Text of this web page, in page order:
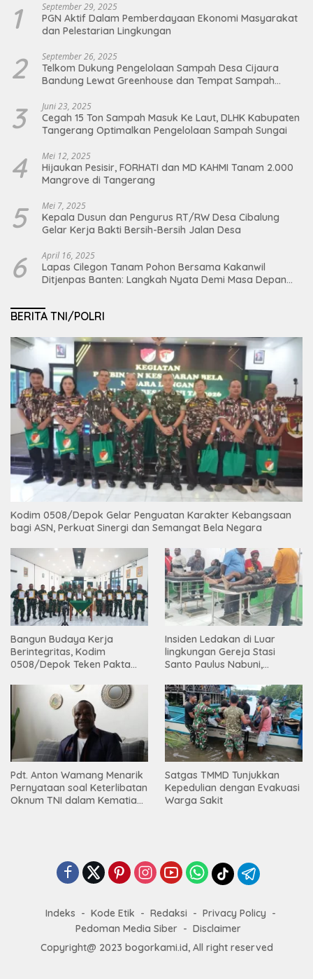
1 September 29, 2025
PGN Aktif Dalam Pemberdayaan Ekonomi Masyarakat
dan Pelestarian Lingkungan
2 September 26, 2025
Telkom Dukung Pengelolaan Sampah Desa Cijaura
Bandung Lewat Greenhouse dan Tempat Sampah
3 Juni 23, 2025
Cegah 15 Ton Sampah Masuk Ke Laut, DLHK Kabupaten
Tangerang Optimalkan Pengelolaan Sampah Sungai
4 Mei 12, 2025
Hijaukan Pesisir, FORHATI dan MD KAHMI Tanam 2.000
Mangrove di Tangerang
5 Mei 7, 2025
Kepala Dusun dan Pengurus RT/RW Desa Cibalung
Gelar Kerja Bakti Bersih-Bersih Jalan Desa
6 April 16, 2025
Lapas Cilegon Tanam Pohon Bersama Kakanwil
Ditjenpas Banten: Langkah Nyata Demi Masa Depan
BERITA TNI/POLRI
Kodim 0508/Depok Gelar Penguatan Karakter Kebangsaan
bagi ASN, Perkuat Sinergi dan Semangat Bela Negara
Bangun Budaya Kerja
Berintegritas, Kodim
0508/Depok Teken Pakta
Insiden Ledakan di Luar
lingkungan Gereja Stasi
Santo Paulus Nabuni,
Pdt. Anton Wamang Menarik
Pernyataan soal Keterlibatan
Oknum TNI dalam Kematian
Satgas TMMD Tunjukkan
Kepedulian dengan Evakuasi
Warga Sakit
Indeks Kode Etik Redaksi
Privacy Policy
Pedoman Media Siber
Disclaimer
Copyright@ 2023 bogorkami.id, All right reserved